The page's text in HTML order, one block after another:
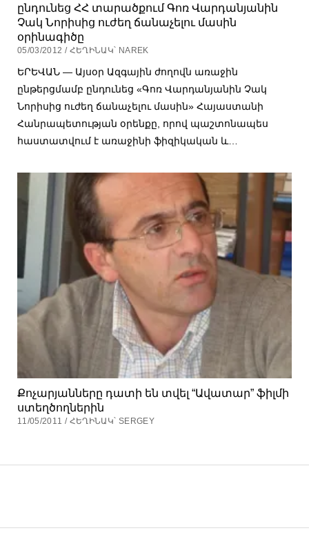
ընդունեց ՀՀ տարածքում Գոռ Վարդանյանին
Չակ Նորիսից ուժեղ ճանաչելու մասին
օրինագիծը
05/03/2012 / ՀԵՂԻՆԱԿ՝ NAREK
ԵՐԵՎԱՆ — Այսօր Ազգային ժողովն առաջին
ընթերցմամբ ընդունեց «Գոռ Վարդանյանին Չակ
Նորիսից ուժեղ ճանաչելու մասին» Հայաստանի
Հանրապետության օրենքը, որով պաշտոնապես
հաստատվում է առաջինի ֆիզիկական և…
Քոչարյանները դատի են տվել “Ավատար” ֆիլմի
ստեղծողներին
11/05/2011 / ՀԵՂԻՆԱԿ՝ SERGEY